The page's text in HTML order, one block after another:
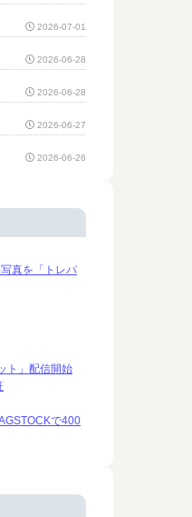
2026-07-01
2026-06-28
2026-06-28
2026-06-27
2026-06-26
真を「トレパ
ト」配信開始
で400